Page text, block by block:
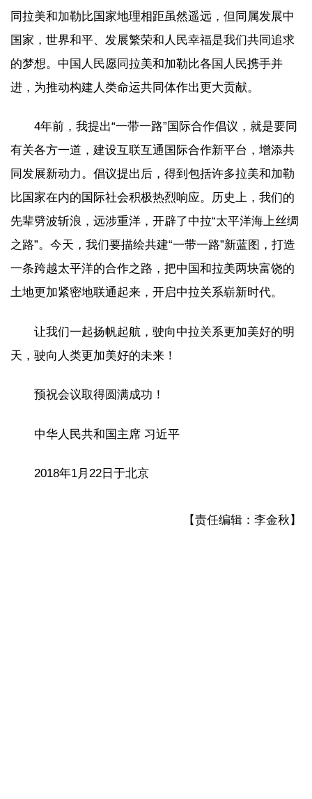
同拉美和加勒比国家地理相距虽然遥远，但同属发展中
国家，世界和平、发展繁荣和人民幸福是我们共同追求
的梦想。中国人民愿同拉美和加勒比各国人民携手并
进，为推动构建人类命运共同体作出更大贡献。
4年前，我提出“一带一路”国际合作倡议，就是要同
有关各方一道，建设互联互通国际合作新平台，增添共
同发展新动力。倡议提出后，得到包括许多拉美和加勒
比国家在内的国际社会积极热烈响应。历史上，我们的
先辈劈波斩浪，远涉重洋，开辟了中拉“太平洋海上丝绸
之路”。今天，我们要描绘共建“一带一路”新蓝图，打造
一条跨越太平洋的合作之路，把中国和拉美两块富饶的
土地更加紧密地联通起来，开启中拉关系崭新时代。
让我们一起扬帆起航，驶向中拉关系更加美好的明
天，驶向人类更加美好的未来！
预祝会议取得圆满成功！
中华人民共和国主席 习近平
2018年1月22日于北京
【责任编辑：李金秋】